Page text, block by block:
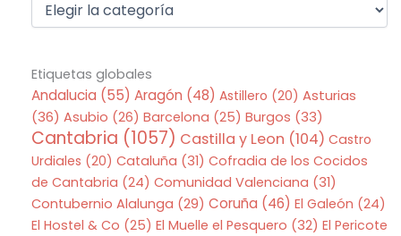
Etiquetas globales
Andalucia (55) Aragón (48) Astillero (20) Asturias
(36) Asubio (26) Barcelona (25) Burgos (33)
Cantabria (1057) Castilla y Leon (104) Castro
Urdiales (20) Cataluña (31) Cofradia de los Cocidos
de Cantabria (24) Comunidad Valenciana (31)
Contubernio Alalunga (29) Coruña (46) El Galeón (24)
El Hostel & Co (25) El Muelle el Pesquero (32) El Pericote